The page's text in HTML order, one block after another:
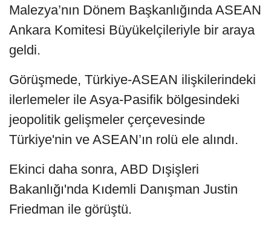
Malezya’nın Dönem Başkanlığında ASEAN
Ankara Komitesi Büyükelçileriyle bir araya
geldi.
Görüşmede, Türkiye-ASEAN ilişkilerindeki
ilerlemeler ile Asya-Pasifik bölgesindeki
jeopolitik gelişmeler çerçevesinde
Türkiye'nin ve ASEAN’ın rolü ele alındı.
Ekinci daha sonra, ABD Dışişleri
Bakanlığı'nda Kıdemli Danışman Justin
Friedman ile görüştü.